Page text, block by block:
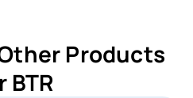
Products
BTR